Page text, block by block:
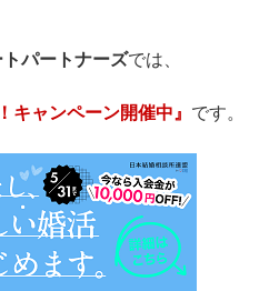
パートナーズでは、
キャンペーン開催中』 です。